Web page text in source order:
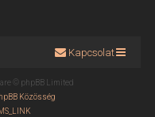
Kapcsolat
© phpBB Limited
Közösség